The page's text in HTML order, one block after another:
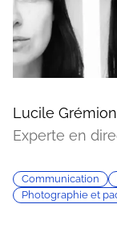
Lucile Grémion
Experte en
Communication
Photographie et